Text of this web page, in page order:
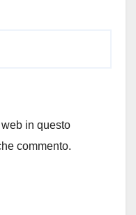
in questo
commento.